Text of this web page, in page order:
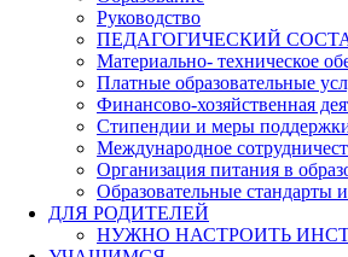
Руководство
ПЕДАГОГИЧЕСКИЙ
Материально- техническое
Платные образовательные
Финансово-хозяйственная
Стипендии и меры
Международное
Организация питания в
Образовательные стандарты
ДЛЯ РОДИТЕЛЕЙ
НУЖНО НАСТРОИТЬ